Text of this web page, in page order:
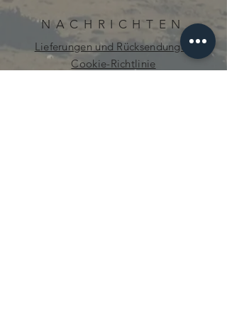
NACHRICHTEN
Lieferungen und Rücksendungen
Cookie-Richtlinie